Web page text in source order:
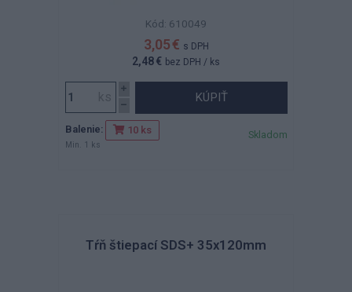
Kód: 610049
3,05 € s DPH
2,48 € bez DPH / ks
KÚPIŤ
Balenie: 10 ks
Min. 1 ks
Skladom
Tŕň štiepací SDS+ 35x120mm